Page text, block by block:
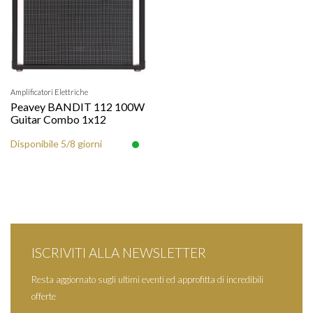
Amplificatori Elettriche
Peavey BANDIT 112 100W
Guitar Combo 1x12
Disponibile 5/8 giorni
ISCRIVITI ALLA NEWSLETTER
Resta aggiornato sugli ultimi eventi ed approfitta di incredibili
offerte